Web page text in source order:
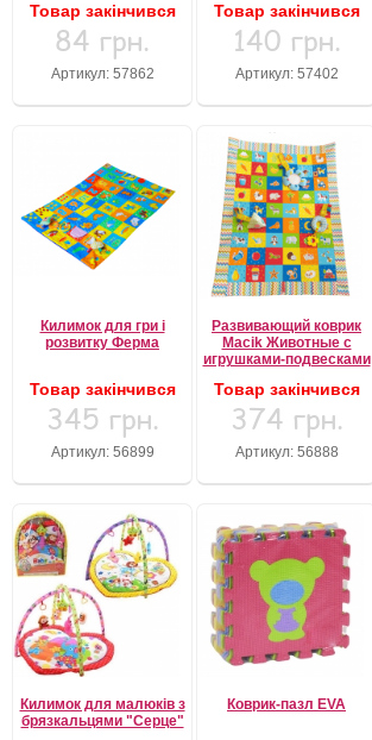
Товар закінчився
84 грн.
Артикул: 57862
Товар закінчився
140 грн.
Артикул: 57402
Килимок для гри і
розвитку Ферма
Товар закінчився
345 грн.
Артикул: 56899
Развивающий коврик
Macik Животные с
игрушками-подвесками
Товар закінчився
374 грн.
Артикул: 56888
Килимок для малюків з
брязкальцями "Серце"
Коврик-пазл EVA